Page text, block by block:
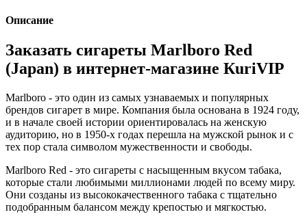
Описание
Заказать сигареты Marlboro Red
(Japan) в интернет-магазине КuriVIP
Marlboro - это один из самых узнаваемых и популярных
брендов сигарет в мире. Компания была основана в 1924 году,
и в начале своей истории ориентировалась на женскую
аудиторию, но в 1950-х годах перешла на мужской рынок и с
тех пор стала символом мужественности и свободы.
Marlboro Red - это сигареты с насыщенным вкусом табака,
которые стали любимыми миллионами людей по всему миру.
Они созданы из высококачественного табака с тщательно
подобранным балансом между крепостью и мягкостью.